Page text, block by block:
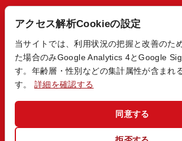
© 2026 Regista X1 co.
アクセス解析Cookieの設定
当サイトでは、利用状況の把握と改善のた
た場合のみGoogle Analytics 4とGoogle
す。年齢層・性別などの集計属性が含まれ
す。詳細を確認する
同意する